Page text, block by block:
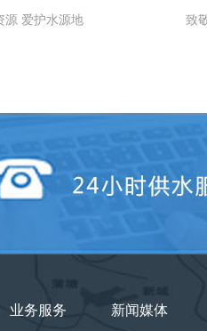
源 爱护水源地 致
业务服务 新闻媒体